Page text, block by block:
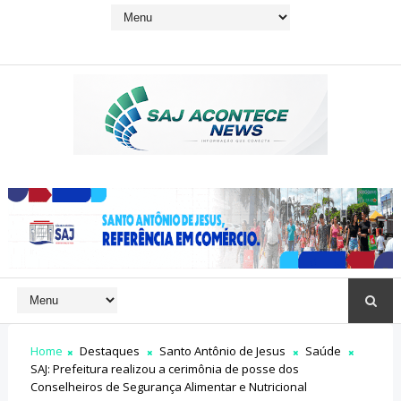
Home Destaques Santo Antônio de Jesus
Saúde
SAJ: Prefeitura realizou a cerimônia de posse dos
Conselheiros de Segurança Alimentar e Nutricional